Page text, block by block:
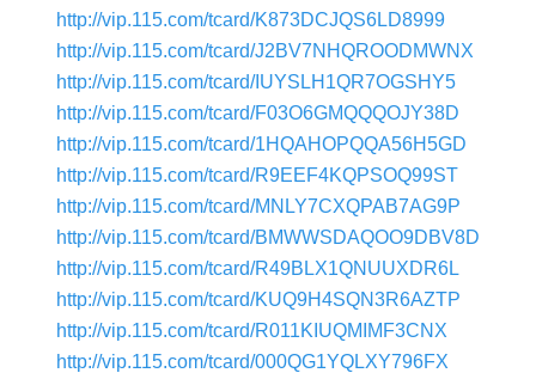
http://vip.115.com/tcard/K873DCJQS6LD8999
http://vip.115.com/tcard/J2BV7NHQROODMWNX
http://vip.115.com/tcard/IUYSLH1QR7OGSHY5
http://vip.115.com/tcard/F03O6GMQQQOJY38D
http://vip.115.com/tcard/1HQAHOPQQA56H5GD
http://vip.115.com/tcard/R9EEF4KQPSOQ99ST
http://vip.115.com/tcard/MNLY7CXQPAB7AG9P
http://vip.115.com/tcard/BMWWSDAQOO9DBV8D
http://vip.115.com/tcard/R49BLX1QNUUXDR6L
http://vip.115.com/tcard/KUQ9H4SQN3R6AZTP
http://vip.115.com/tcard/R011KIUQMIMF3CNX
http://vip.115.com/tcard/000QG1YQLXY796FX